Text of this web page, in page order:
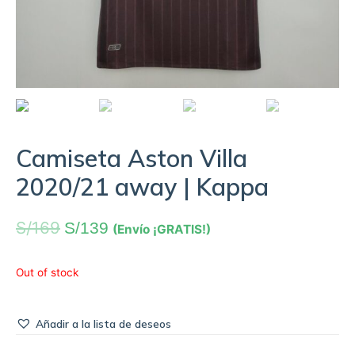
Camiseta Aston Villa
2020/21 away | Kappa
S/169 S/139 (Envío ¡GRATIS!)
Out of stock
Añadir a la lista de deseos